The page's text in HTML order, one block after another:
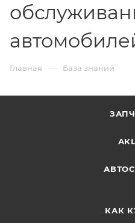
Главная — База знаний
КАК